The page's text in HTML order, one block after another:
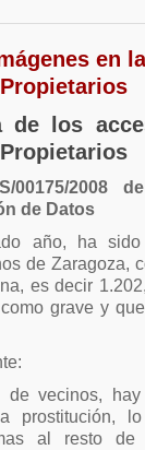
en la
de los
00175/2008
de Datos
año, ha sido
de Zaragoza,
es decir
grave y
de vecinos,
prostitución,
al resto de